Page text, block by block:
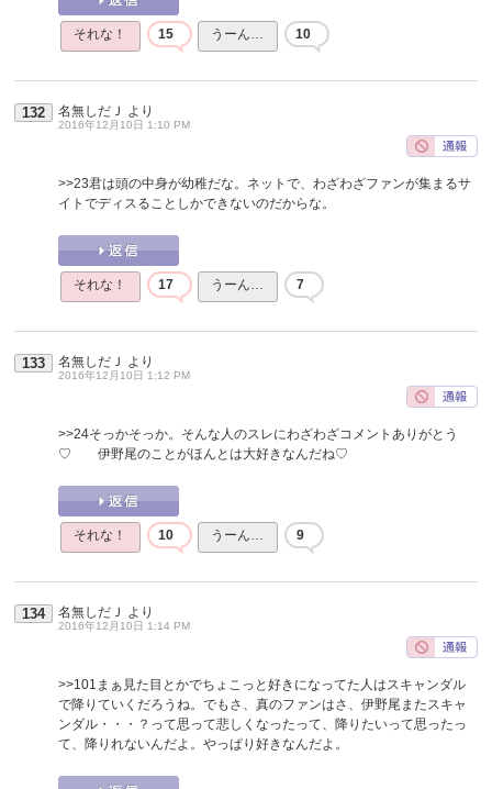
それな！ 15 うーん… 10
132 名無しだＪ より
2016年12月10日 1:10 PM
>>23君は頭の中身が幼稚だな。ネットで、わざわざファンが集まるサ
イトでディスることしかできないのだからな。
それな！ 17 うーん… 7
133 名無しだＪ より
2016年12月10日 1:12 PM
>>24そっかそっか。そんな人のスレにわざわざコメントありがとう
♡ 伊野尾のことがほんとは大好きなんだね♡
それな！ 10 うーん… 9
134 名無しだＪ より
2016年12月10日 1:14 PM
>>101 まぁ見た目とかでちょこっと好きになってた人はスキャンダル
で降りていくだろうね。でもさ、真のファンはさ、伊野尾またスキャ
ンダル・・・？って思って悲しくなったって、降りたいって思ったっ
て、降りれないんだよ。やっぱり好きなんだよ。